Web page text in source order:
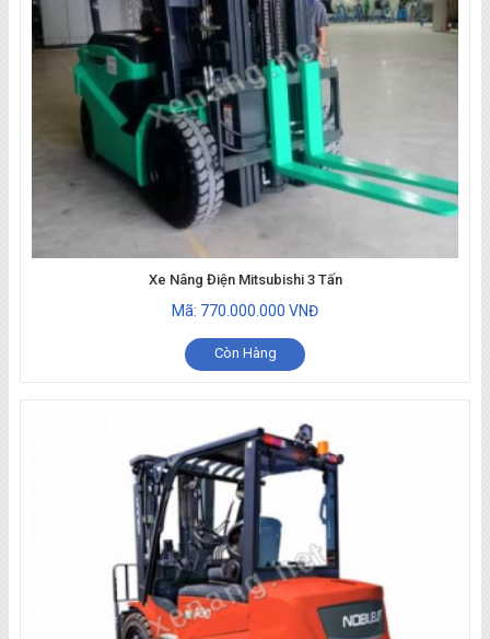
Xe Nâng Điện Mitsubishi 3 Tấn
Mã: 770.000.000 VNĐ
Còn Hàng